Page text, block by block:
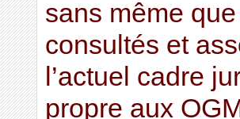
sans même
consultés et
l’actuel cadre
propre aux